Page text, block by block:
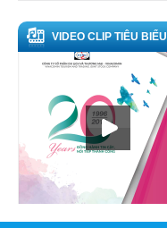
VIDEO CLIP TIÊU BIỂU